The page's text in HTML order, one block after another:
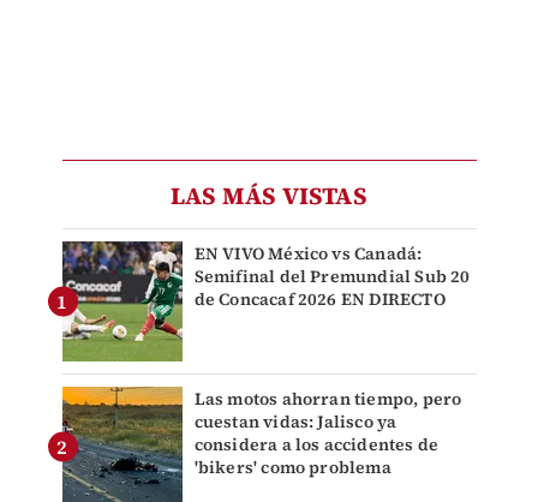
LAS MÁS VISTAS
EN VIVO México vs Canadá:
Semifinal del Premundial Sub 20
de Concacaf 2026 EN DIRECTO
Las motos ahorran tiempo, pero
cuestan vidas: Jalisco ya
considera a los accidentes de
'bikers' como problema